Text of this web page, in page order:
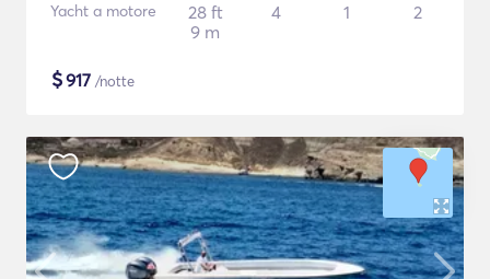
Yacht a motore
28 ft
9 m
4 1 2
$917 /notte